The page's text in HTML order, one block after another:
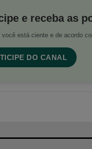
e receba as
você está ciente e de acordo
DO CANAL